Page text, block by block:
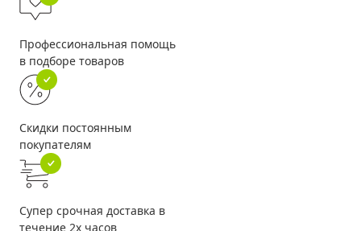
Профессиональная помощь
в подборе товаров
Скидки постоянным
покупателям
Супер срочная доставка в
течение 2х часов